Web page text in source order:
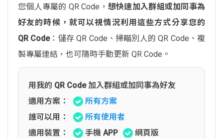
您個人專屬的 QR Code， 想快速加入群組或加同事為
好友的時候，就可以視情況利用這些方式分享您的
QR Code：儲存 QR Code、掃瞄別人的 QR Code、複
製專屬連結，也可隨時手動更新 QR Code。
用我的 QR Code 加入群組或加同事為好友
適用方案：
所有方案
誰可以用：
所有使用者
適用裝置：
手機 APP
網頁版